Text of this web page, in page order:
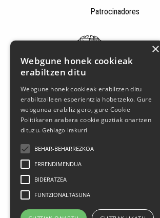
Patrocinadores
Síguenos en las redes sociales
×
Webgune honek cookieak
erabiltzen ditu
Webgune honek cookieak erabiltzen ditu
erabiltzaileen esperientzia hobetzeko. Gure
webgunea erabiliz gero, gure Cookie
Politikaren arabera cookie guztiak onartzen
dituzu.Gehiago irakurri
BEHAR-BEHARREZKOA
ERRENDIMENDUA
BIDERATZEA
FUNTZIONALTASUNA